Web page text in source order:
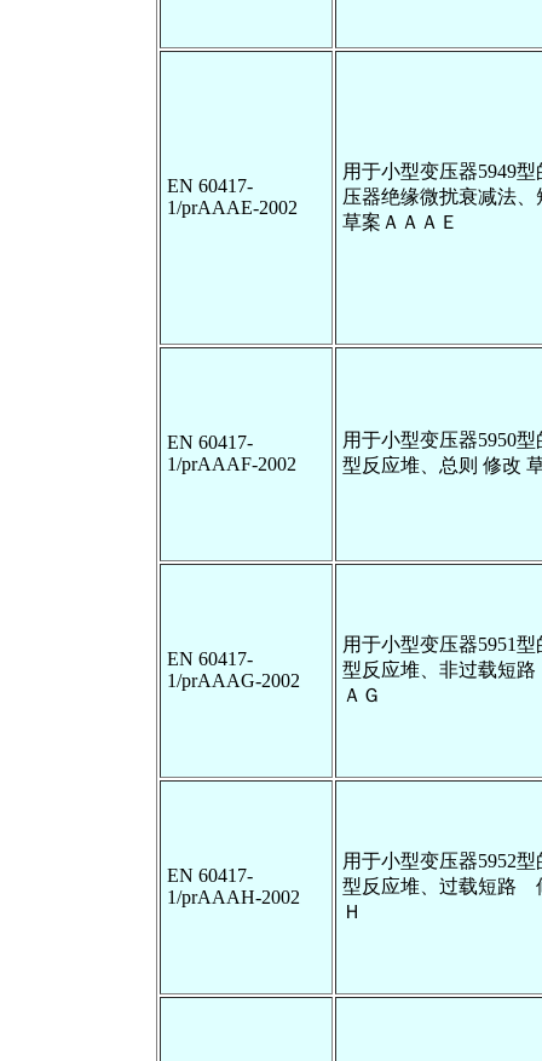
EN 60417-
1/prAAAE-2002
用于小型变压器5949
压器绝缘微扰衰减法、
草案ＡＡＡＥ
EN 60417-
1/prAAAF-2002
用于小型变压器5950
型反应堆、总则 修改
EN 60417-
1/prAAAG-2002
用于小型变压器5951
型反应堆、非过载短
ＡＧ
EN 60417-
1/prAAAH-2002
用于小型变压器5952
型反应堆、过载短路
Ｈ